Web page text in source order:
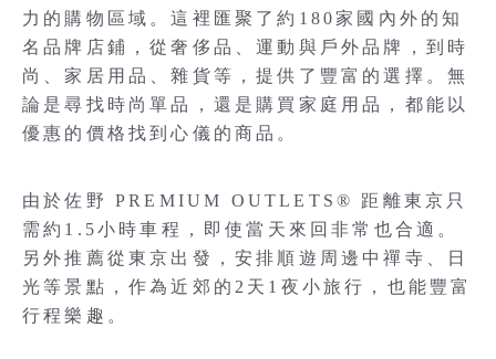
力的購物區域。這裡匯聚了約180家國內外的知
名品牌店鋪，從奢侈品、運動與戶外品牌，到時
尚、家居用品、雜貨等，提供了豐富的選擇。無
論是尋找時尚單品，還是購買家庭用品，都能以
優惠的價格找到心儀的商品。
由於佐野 PREMIUM OUTLETS® 距離東京只
需約1.5小時車程，即使當天來回非常也合適。
另外推薦從東京出發，安排順遊周邊中禪寺、日
光等景點，作為近郊的2天1夜小旅行，也能豐富
行程樂趣。